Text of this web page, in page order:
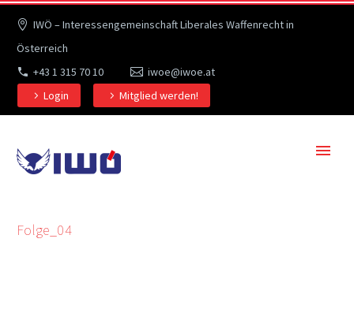
IWÖ – Interessengemeinschaft Liberales Waffenrecht in
Österreich
+43 1 315 70 10
iwoe@iwoe.at
Login
Mitglied werden!
Folge_04